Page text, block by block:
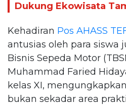
Dukung Ekowisata
Kehadiran Pos AHASS
antusias oleh para siswa
Bisnis Sepeda Motor
Muhammad Faried
kelas XI,
bukan sekadar area